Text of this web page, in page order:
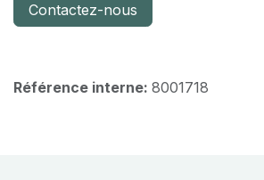
Contactez-nous
Référence interne: 8001718